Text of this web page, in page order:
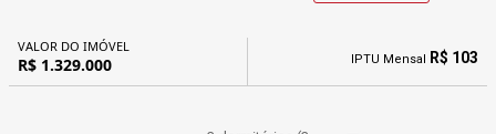
VALOR DO IMÓVEL
R$ 1.329.000 IPTU Mensal R$ 103